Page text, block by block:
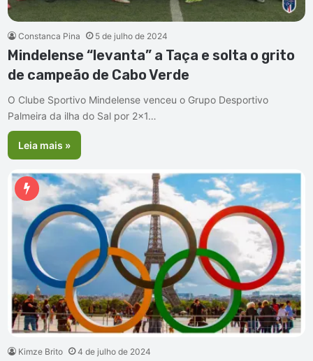
Constanca Pina 5 de julho de 2024
Mindelense “levanta” a Taça e solta o grito
de campeão de Cabo Verde
O Clube Sportivo Mindelense venceu o Grupo Desportivo
Palmeira da ilha do Sal por 2×1…
Leia mais »
Kimze Brito 4 de julho de 2024